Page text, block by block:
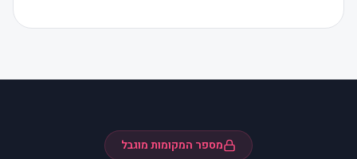
מספר המקומות מוגבל